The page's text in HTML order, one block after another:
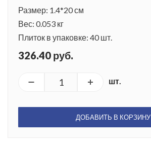
Размер: 1.4*20 см
Вес: 0.053 кг
Плиток в упаковке: 40 шт.
326.40 руб.
шт.
ДОБАВИТЬ В КОРЗИНУ